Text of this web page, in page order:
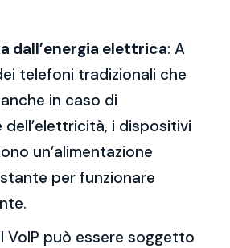
dall’energia elettrica: A
telefoni tradizionali che
in caso di
dell’elettricità, i dispositivi
un’alimentazione
per funzionare
VoIP può essere soggetto